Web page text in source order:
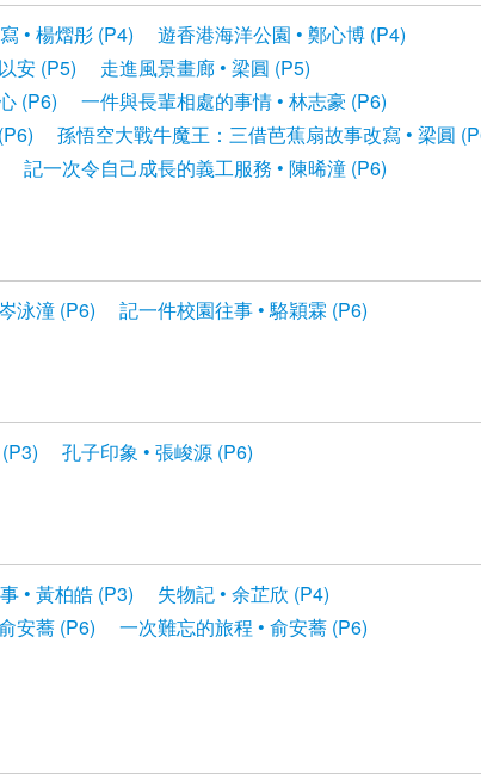
• 楊熠彤 (P4)
遊香港海洋公園 • 鄭心博 (P4)
安 (P5)
走進風景畫廊 • 梁圓 (P5)
(P6)
一件與長輩相處的事情 • 林志豪 (P6)
孫悟空大戰牛魔王：三借芭蕉扇故事改寫 • 梁圓
記一次令自己成長的義工服務 • 陳晞潼 (P6)
泳潼 (P6) 記一件校園往事 • 駱穎霖 (P6)
孔子印象 • 張峻源 (P6)
• 黃柏皓 (P3)
失物記 • 余芷欣 (P4)
安蕎 (P6)
一次難忘的旅程 • 俞安蕎 (P6)